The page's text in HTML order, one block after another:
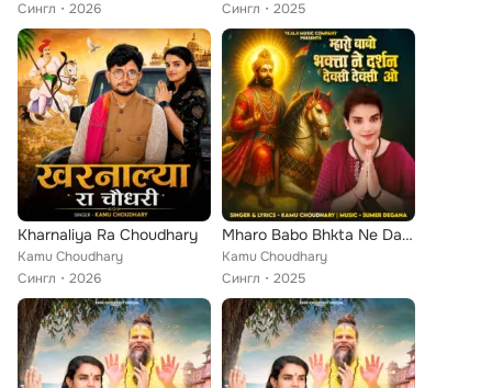
Сингл
2026
Сингл
2025
Kharnaliya Ra Choudhary
Kamu Choudhary
Сингл
2026
Mharo Babo Bhkta Ne Darshan Devsi Devsi O
Kamu Choudhary
Сингл
2025